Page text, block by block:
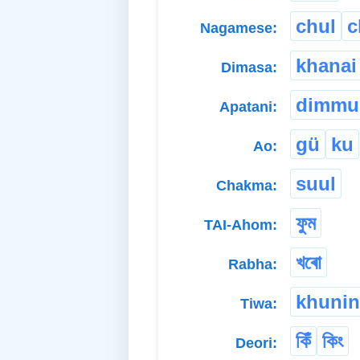
Nagamese: chul
Dimasa: khanai
Apatani: dimmu
Ao: gü ku
Chakma: suul
TAI-Ahom: ফুম
Rabha: খৰো
Tiwa:
Deori: কিঁ কিং